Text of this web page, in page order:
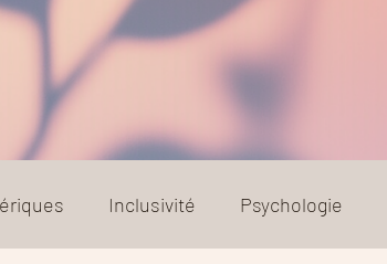
Inclusivité Psychologie